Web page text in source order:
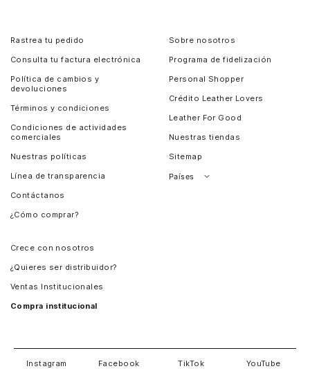
Rastrea tu pedido
Consulta tu factura electrónica
Política de cambios y
devoluciones
Términos y condiciones
Condiciones de actividades
comerciales
Nuestras políticas
Línea de transparencia
Contáctanos
¿Cómo comprar?
Sobre nosotros
Programa de fidelización
Personal Shopper
Crédito Leather Lovers
Leather For Good
Nuestras tiendas
Sitemap
Países
Crece con nosotros
¿Quieres ser distribuidor?
Ventas Institucionales
Compra institucional
Instagram Facebook TikTok YouTube